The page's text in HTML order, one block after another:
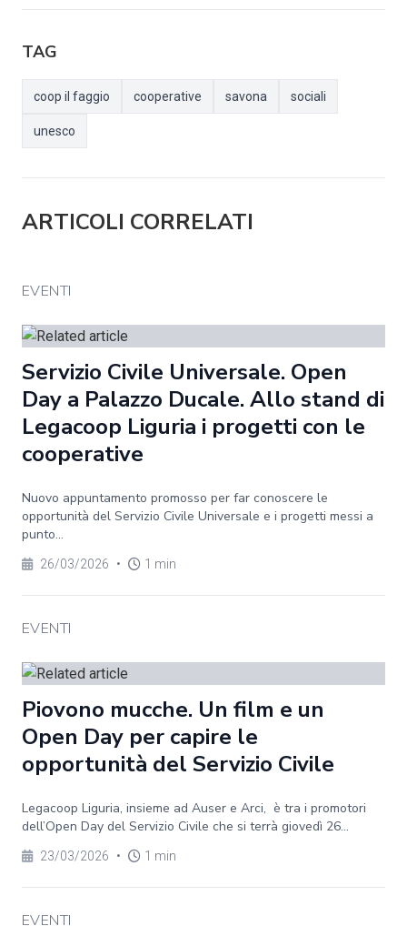
TAG
coop il faggio cooperative savona sociali
unesco
ARTICOLI CORRELATI
EVENTI
Servizio Civile Universale. Open
Day a Palazzo Ducale. Allo stand di
Legacoop Liguria i progetti con le
cooperative
Nuovo appuntamento promosso per far conoscere le
opportunità del Servizio Civile Universale e i progetti messi a
punto...
26/03/2026 • 1 min
EVENTI
Piovono mucche. Un film e un
Open Day per capire le
opportunità del Servizio Civile
Legacoop Liguria, insieme ad Auser e Arci, è tra i promotori
dell’Open Day del Servizio Civile che si terrà giovedì 26...
23/03/2026 • 1 min
EVENTI